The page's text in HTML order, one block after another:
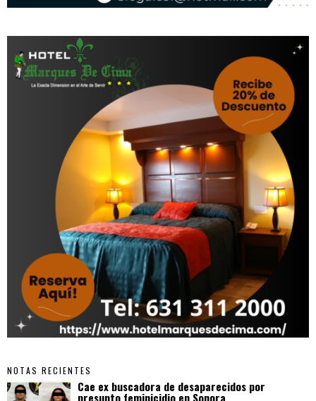
NOTAS RECIENTES
Cae ex buscadora de desaparecidos por
presunto feminicidio en Sonora